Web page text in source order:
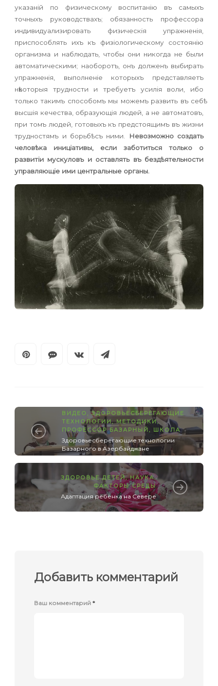
указаній по физическому воспитанію въ самыхъ
точныхъ руководствахъ; обязанность профессора
индивидуализировать физическія упражненія,
приспособлять ихъ къ физіологическому состоянію
организма и наблюдать, чтобы они никогда не были
автоматическими; наоборотъ, онъ долженъ выбирать
упражненія, выполненіе которыхъ представляетъ
нѣкоторыя трудности и требуетъ усилія воли, ибо
только такимъ способомъ мы можемъ развить въ себѣ
высшія кечества, образующія людей, а не автоматовъ,
при томъ людей, готовыхъ къ предстоящимъ въ жизни
трудностямъ и борьбѣ съ ними.
Невозможно создать
человѣка иниціативы, если заботиться только о
развитіи мускуловъ и оставлять въ бездѣятельности
управляющіе ими центральные органы.
ВИДЕО ,ЗДОРОВЬЕСБЕРЕГАЮЩИЕ
ТЕХНОЛОГИИ,МЕТОДИКИ,
ПРОФЕССОР БАЗАРНЫЙ, ШКОЛА
Здоровьесберегающие технологии
Базарного в Азербайджане
ЗДОРОВЬЕ ДЕТЕЙ,НАУКА,
ФАКТОРЫ СРЕДЫ
Адаптация ребёнка на Севере
Добавить комментарий
Ваш комментарий *